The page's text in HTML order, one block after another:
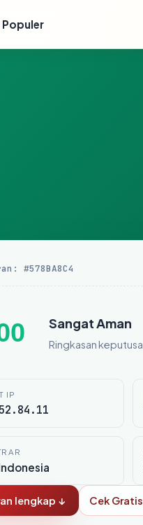
Populer
#578BA8C4
Sangat Aman
Ringkasan
IP
lengkap ↓ Cek Gratis